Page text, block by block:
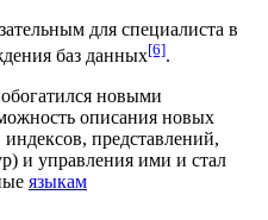
для специалиста в
баз данных[6].
новыми
описания новых
представлений,
и управления ими и стал
языкам